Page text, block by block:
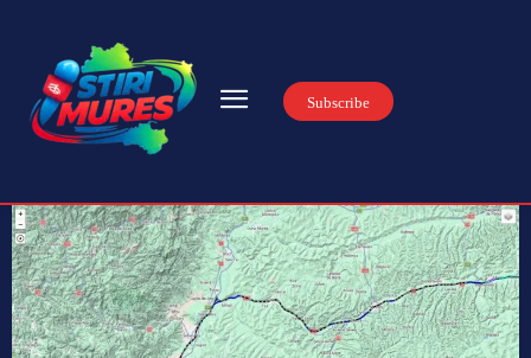
Subscribe